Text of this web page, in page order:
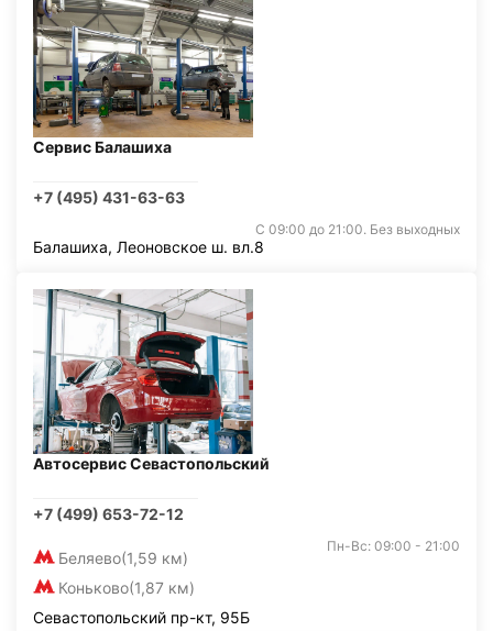
Сервис Балашиха
+7 (495) 431-63-63
С 09:00 до 21:00. Без выходных
Балашиха, Леоновское ш. вл.8
Автосервис Севастопольский
+7 (499) 653-72-12
Беляево(1,59 км)
Коньково(1,87 км)
Пн-Вс: 09:00 - 21:00
Севастопольский пр-кт, 95Б